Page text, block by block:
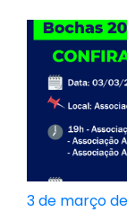
3 de março